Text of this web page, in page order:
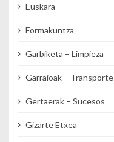
Euskara
Formakuntza
Garbiketa – Limpieza
Garraioak – Transporte
Gertaerak – Sucesos
Gizarte Etxea